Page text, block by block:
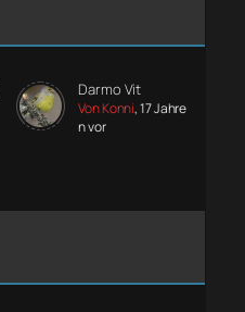
Darmo Vit
Von Konni, 17 Jahre
n vor